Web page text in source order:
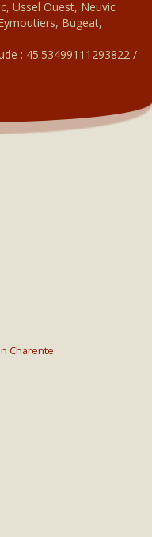
Ussel Ouest, Neuvic
Bugeat,
: 45.53499111293822 /
Charente